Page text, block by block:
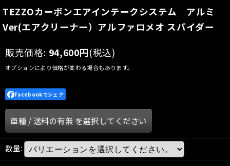
TEZZOカーボンエアインテークシステム アルミ
Ver(エアクリーナー）アルファロメオ スパイダー
販売価格: 94,600円(税込)
オプションにより価格が変わる場合もあります。
Facebookでシェア
車種 /送料の有無 を選択してください
数量: